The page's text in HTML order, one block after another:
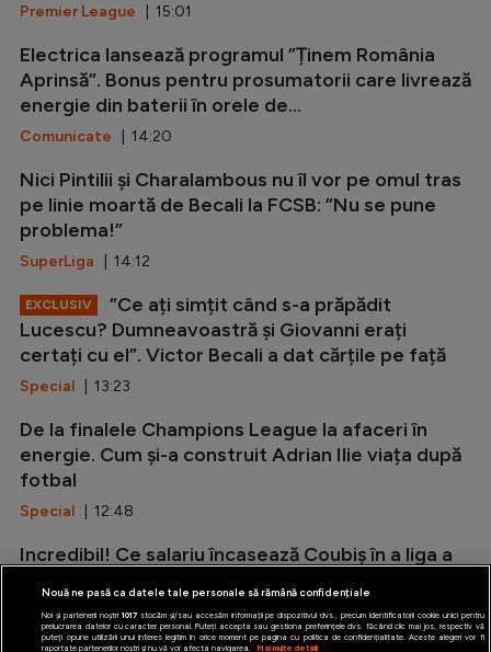
Premier League | 15:01
Electrica lansează programul ”Ținem România
Aprinsă”. Bonus pentru prosumatorii care livrează
energie din baterii în orele de...
Comunicate | 14:20
Nici Pintilii și Charalambous nu îl vor pe omul tras
pe linie moartă de Becali la FCSB: ”Nu se pune
problema!”
SuperLiga | 14:12
EXCLUSIV
”Ce ați simțit când s-a prăpădit
Lucescu? Dumneavoastră și Giovanni erați
certați cu el”. Victor Becali a dat cărțile pe față
Special | 13:23
De la finalele Champions League la afaceri în
energie. Cum și-a construit Adrian Ilie viața după
fotbal
Special | 12:48
Incredibil! Ce salariu încasează Coubiș în a liga a
Stranieri| 12:34
Nouă ne pasă ca datele tale personale să rămână confidențiale
Noi și partenerii noștri 1017stocăm și/sau accesăm informații pe dispozitivul dvs., precum identificatorii cookie unici pentru
prelucrarea datelor cu caracter personal. Puteți accepta sau gestiona preferințele dvs. făcând clic mai jos, respectiv vă
puteți opune utilizării unui interes legitim în orice moment pe pagina cu politica de confidențialitate. Aceste alegeri vor fi
raportate partenerilor noștri și nu vă vor afecta navigarea.
Mai multe detalii